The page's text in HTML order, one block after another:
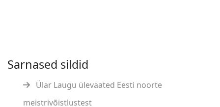
Sarnased sildid
Ülar Laugu ülevaated Eesti noorte
meistrivõistlustest